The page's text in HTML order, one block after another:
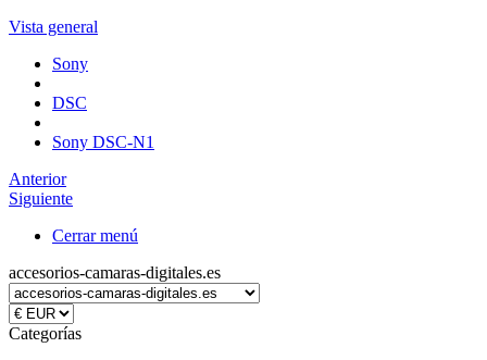
Vista general
Sony
DSC
Sony DSC-N1
Anterior
Siguiente
Cerrar menú
accesorios-camaras-digitales.es
Categorías